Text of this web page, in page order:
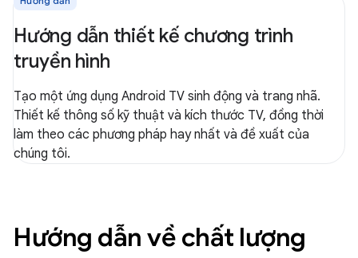
Hướng dẫn thiết kế chương trình
truyền hình
Tạo một ứng dụng Android TV sinh động và trang nhã.
Thiết kế thông số kỹ thuật và kích thước TV, đồng thời
làm theo các phương pháp hay nhất và đề xuất của
chúng tôi.
Hướng dẫn về chất lượng